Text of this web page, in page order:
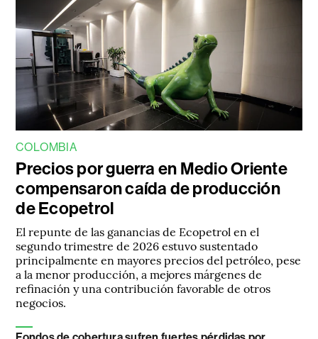
COLOMBIA
Precios por guerra en Medio Oriente
compensaron caída de producción
de Ecopetrol
El repunte de las ganancias de Ecopetrol en el
segundo trimestre de 2026 estuvo sustentado
principalmente en mayores precios del petróleo, pese
a la menor producción, a mejores márgenes de
refinación y una contribución favorable de otros
negocios.